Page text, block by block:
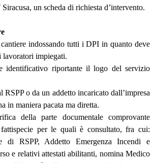
un scheda di richiesta d’intervento.
indossando tutti i DPI in quanto deve
lavoratori impiegati.
identificativo riportante il logo del servizio
RSPP o da un addetto incaricato dall’impresa
in maniera pacata ma diretta.
della parte documentale comprovante
fattispecie per le quali è consultato, fra cui:
di RSPP, Addetto Emergenza Incendi e
e relativi attestati abilitanti, nomina Medico